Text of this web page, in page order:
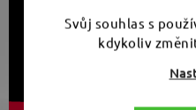
Svůj souhlas s
kdykoliv